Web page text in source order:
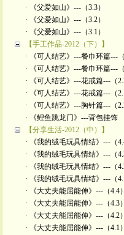
· 《父爱如山》---（3.3）
· 《父爱如山》---（3.2）
· 《父爱如山》---（3.1）
【手工作品-2012（下）】
· 《可人结艺》---餐巾环篇---
· 《可人结艺》---餐巾环篇---
· 《可人结艺》---花戒篇---（
· 《可人结艺》---花戒篇---（
· 《可人结艺》---胸针篇---（
· 《鲤鱼跳龙门》---背包挂饰
【分享生活-2012（中）】
· 《我的绒毛玩具情结》---（
· 《我的绒毛玩具情结》---（
· 《我的绒毛玩具情结》---（
· 《我的绒毛玩具情结》---（
· 《大丈夫能屈能伸》---（4.4）
· 《大丈夫能屈能伸》---（4.3）
· 《大丈夫能屈能伸》---（4.2）
· 《大丈夫能屈能伸》---（4.1）